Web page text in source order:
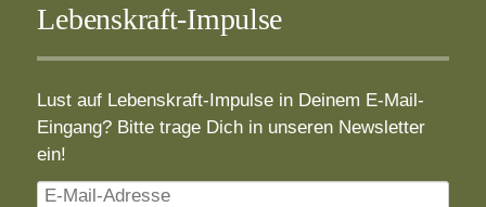
Lebenskraft-Impulse
Lust auf Lebenskraft-Impulse in Deinem E-Mail-
Eingang? Bitte trage Dich in unseren Newsletter
ein!
E-